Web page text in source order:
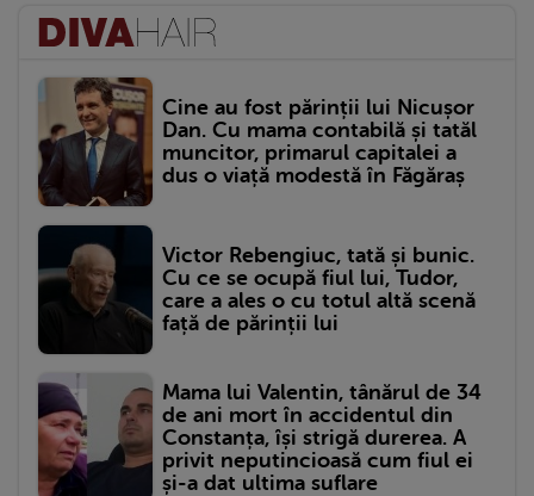
Cine au fost părinții lui Nicușor
Dan. Cu mama contabilă și tatăl
muncitor, primarul capitalei a
dus o viață modestă în Făgăraș
Victor Rebengiuc, tată și bunic.
Cu ce se ocupă fiul lui, Tudor,
care a ales o cu totul altă scenă
față de părinții lui
Mama lui Valentin, tânărul de 34
de ani mort în accidentul din
Constanța, își strigă durerea. A
privit neputincioasă cum fiul ei
și-a dat ultima suflare